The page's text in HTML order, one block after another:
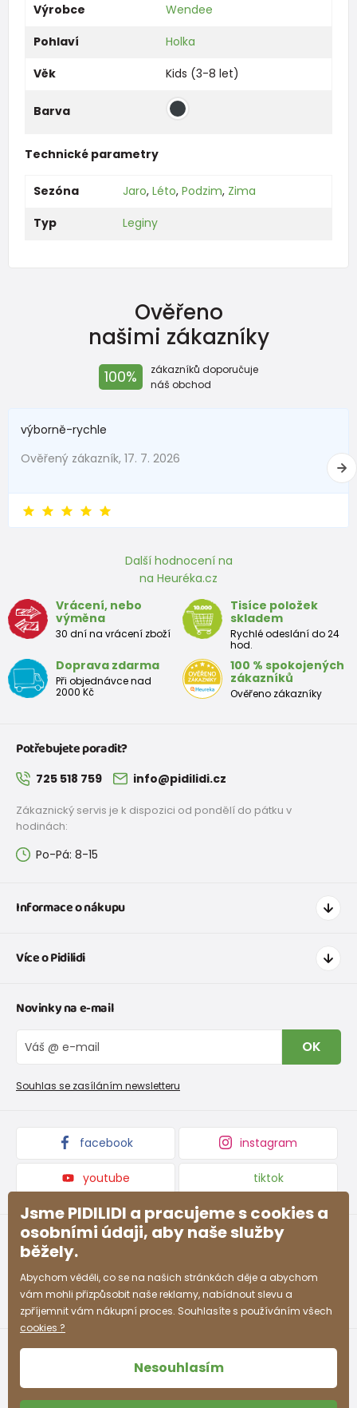
Výrobce
Wendee
Pohlaví
Holka
Věk
Kids (3-8 let)
Barva
Technické parametry
Sezóna Jaro, Léto, Podzim, Zima
Typ
Leginy
Ověřeno
našimi zákazníky
100%
zákazníků doporučuje
náš obchod
výborně-rychle
Ověřený zákazník, 17. 7. 2026
Další hodnocení na
na Heuréka.cz
Vrácení, nebo
výměna
30 dní na vrácení zboží
Tisíce položek
skladem
Rychlé odeslání do 24
hod.
Doprava zdarma
Při objednávce nad
2000 Kč
100 % spokojených
zákazníků
Ověřeno zákazníky
Potřebujete poradit?
725 518 759 info@pidilidi.cz
Zákaznický servis je k dispozici od pondělí do pátku v
hodinách:
Po-Pá: 8-15
Informace o nákupu
Doprava a platba
Tabulka velikostí obuvi
Vrácení zboží a reklamace
Reklamační řád
Nevyzvednutá objednávka na dobírku
Více o Pidilidi
O nás
Blog
Velkoobchod PiDiLiDi
Affiliate program
Kolekce zboží
Novinky na e-mail
OK
Souhlas se zasíláním newsletteru
facebook instagram
youtube tiktok
Jsme PIDILIDI a pracujeme s cookies a
osobními údaji, aby naše služby
běžely.
Abychom věděli, co se na našich stránkách děje a abychom
vám mohli přizpůsobit naše reklamy, nabídnout slevu a
zpříjemnit vám nákupní proces. Souhlasíte s používáním všech
cookies ?
Nesouhlasím